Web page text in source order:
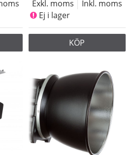
Exkl. moms
Inkl. moms
Ej i lager
KÖP